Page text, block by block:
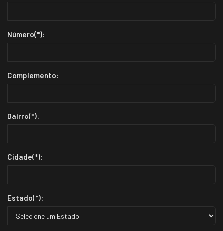
Número(*):
Complemento:
Bairro(*):
Cidade(*):
Estado(*):